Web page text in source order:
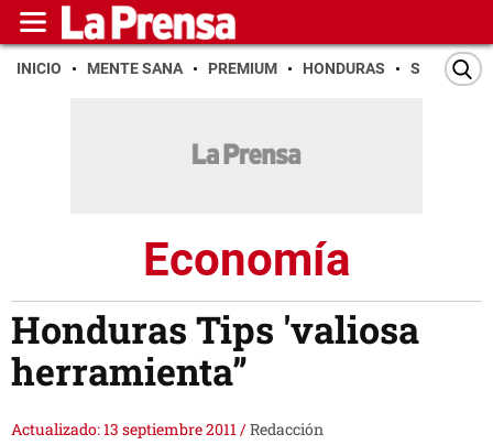
INICIO MENTE SANA PREMIUM HONDURAS SAN PEDRO
Economía
Honduras Tips 'valiosa
herramienta”
Actualizado: 13 septiembre 2011/Redacción